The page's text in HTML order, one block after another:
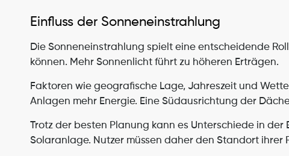
Einfluss der Sonneneinstrahlung
Die Sonneneinstrahlung spielt eine entscheidende
können. Mehr Sonnenlicht führt zu höheren Erträgen.
Faktoren wie geografische Lage, Jahreszeit und
Anlagen mehr Energie. Eine Südausrichtung der
Trotz der besten Planung kann es Unterschiede in
Solaranlage. Nutzer müssen daher den Standort